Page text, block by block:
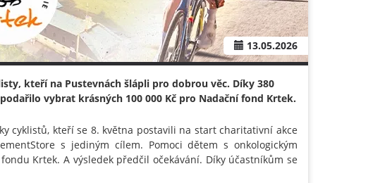
13.05.2026
kteří na Pustevnách šlápli pro dobrou věc. Díky 380
vybrat krásných 100 000 Kč pro Nadační fond Krtek.
cyklistů, kteří se 8. května postavili na start charitativní akce
s jediným cílem. Pomoci dětem s onkologickým
Krtek. A výsledek předčil očekávání. Díky účastníkům se